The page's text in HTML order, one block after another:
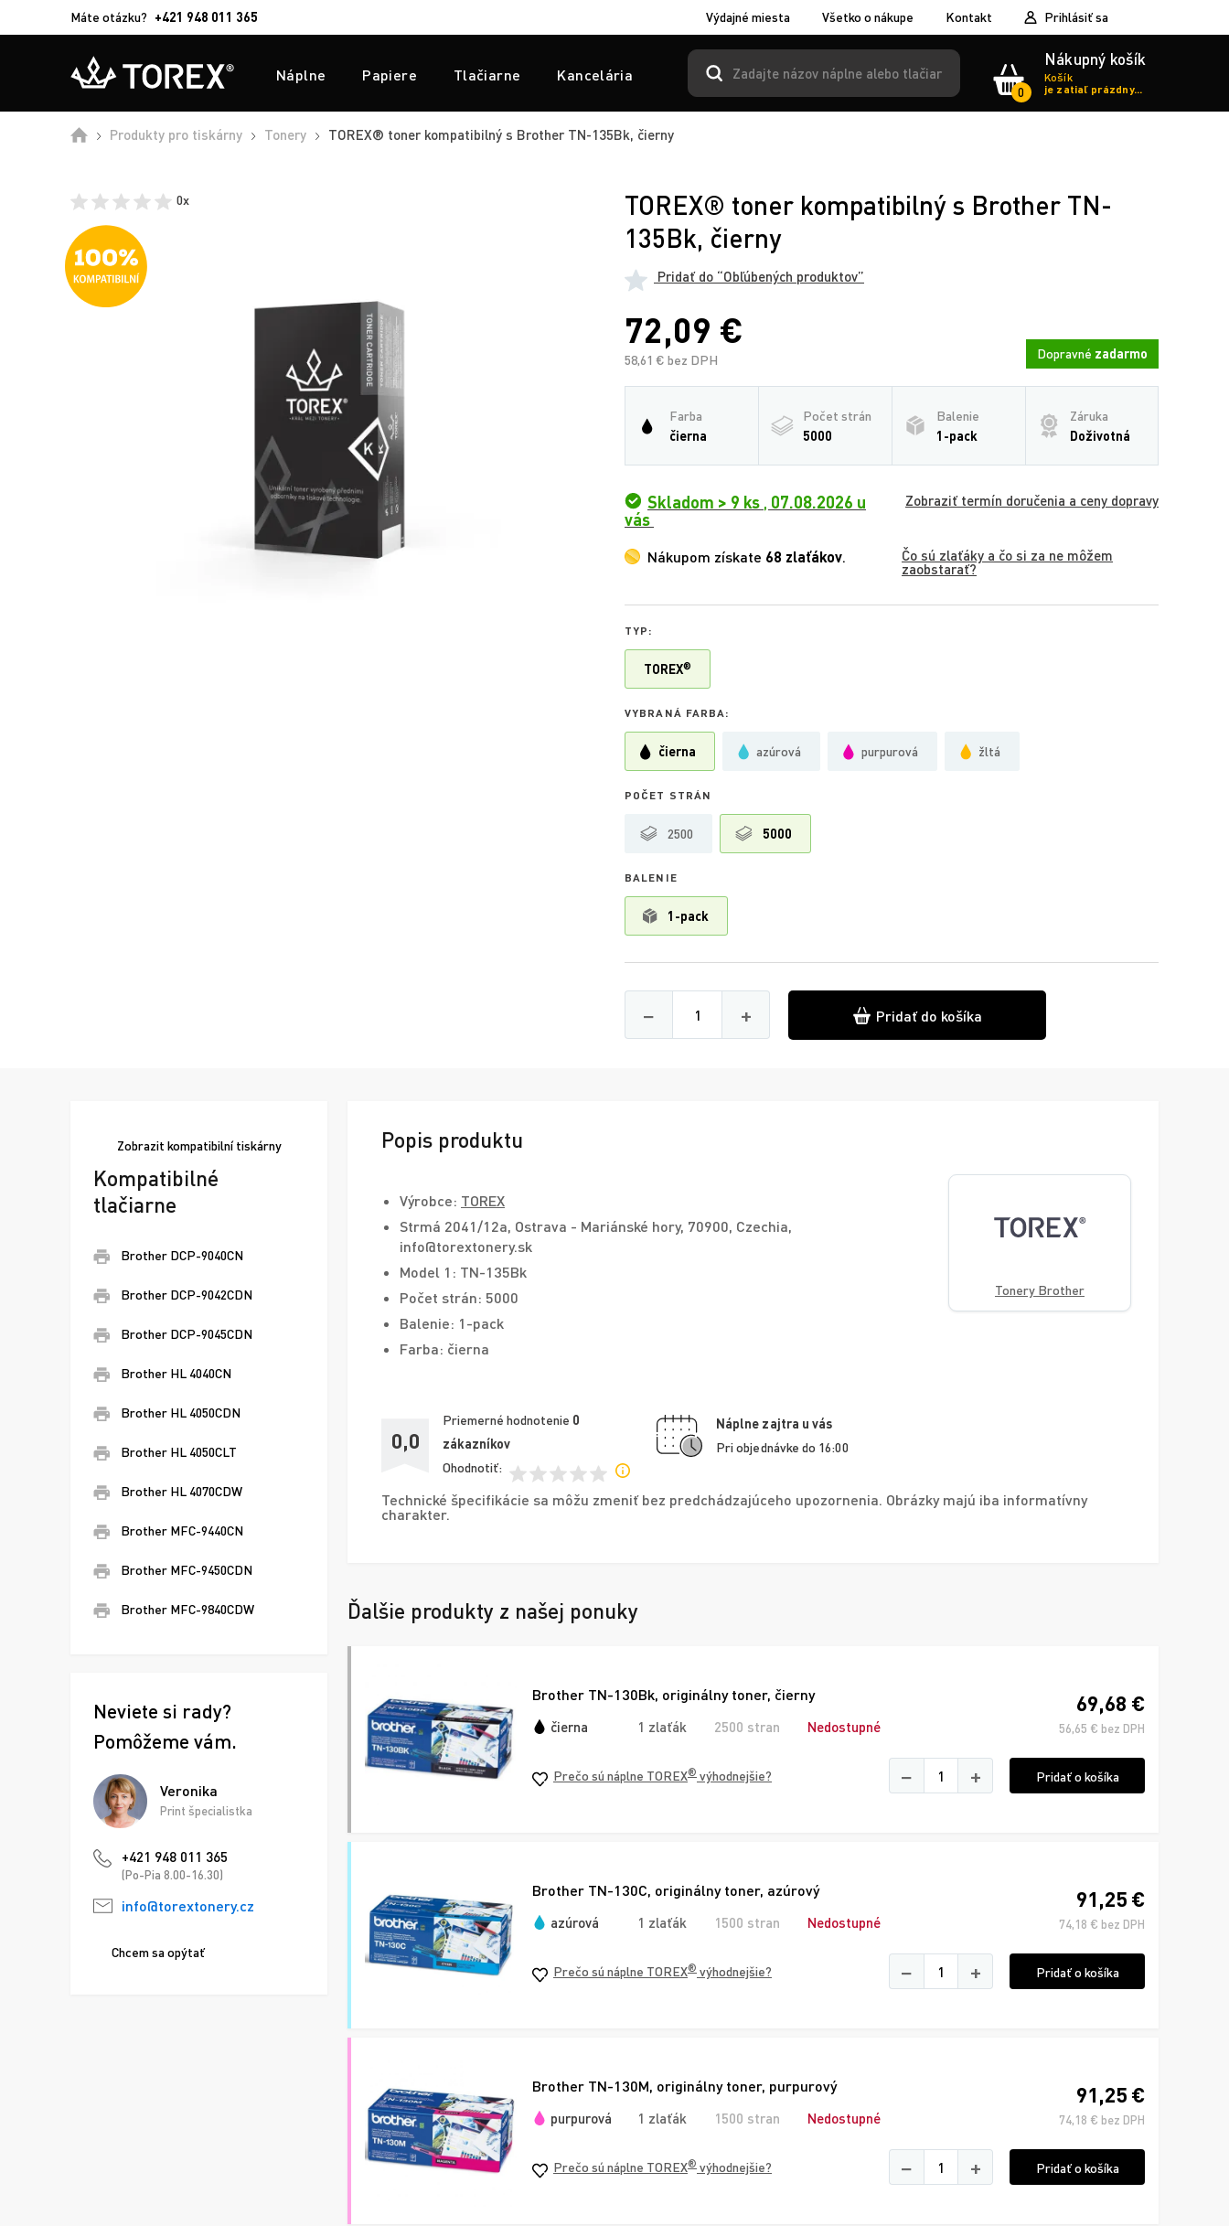
Máte otázku? +421 948 011 365 Výdajné miesta Všetko o nákupe Kontakt Prihlásiť sa
Náplne Papiere Tlačiarne Kancelária
0
Nákupný košík
Košík
je zatiaľ prázdny...
Produkty pro tiskárny Tonery TOREX® toner kompatibilný s Brother TN-135Bk, čierny
0x
TOREX® toner kompatibilný s Brother TN-
135Bk, čierny
Pridať do “Obľúbených produktov”
72,09 €
58,61 € bez DPH Dopravné zadarmo
Farba
čierna
Počet strán
5000
Balenie
1-pack
Záruka
Doživotná
Skladom > 9 ks , 07.08.2026 u
vás
Zobraziť termín doručenia a ceny dopravy
Nákupom získate 68 zlaťákov.
Čo sú zlaťáky a čo si za ne môžem
zaobstarať?
TYP:
TOREX®
VYBRANÁ FARBA:
čierna azúrová purpurová žltá
POČET STRÁN
2500 5000
BALENIE
1-pack
−
Množství
+ Pridať do košíka
Zobrazit kompatibilní tiskárny
Kompatibilné
tlačiarne
Brother DCP-9040CN
Brother DCP-9042CDN
Brother DCP-9045CDN
Brother HL 4040CN
Brother HL 4050CDN
Brother HL 4050CLT
Brother HL 4070CDW
Brother MFC-9440CN
Brother MFC-9450CDN
Brother MFC-9840CDW
Neviete si rady?
Pomôžeme vám.
Veronika
Print špecialistka
+421 948 011 365
(Po-Pia 8.00-16.30)
info@torextonery.cz
Chcem sa opýtať
Popis produktu
Výrobce: TOREX
Strmá 2041/12a, Ostrava - Mariánské hory, 70900, Czechia,
info@torextonery.sk
Model 1: TN-135Bk
Počet strán: 5000
Balenie: 1-pack
Farba: čierna
0,0
Priemerné hodnotenie 0
zákazníkov
Ohodnotiť:
Náplne zajtra u vás
Pri objednávke do 16:00
Tonery Brother
Technické špecifikácie sa môžu zmeniť bez predchádzajúceho upozornenia. Obrázky majú iba informatívny
charakter.
Ďalšie produkty z našej ponuky
Brother TN-130Bk, originálny toner, čierny
čierna 1 zlaťák 2500 stran Nedostupné
69,68 €
56,65 € bez DPH
Prečo sú náplne TOREX® výhodnejšie? − + Pridať o košíka
Brother TN-130C, originálny toner, azúrový
azúrová 1 zlaťák 1500 stran Nedostupné
91,25 €
74,18 € bez DPH
Prečo sú náplne TOREX® výhodnejšie? − + Pridať o košíka
Brother TN-130M, originálny toner, purpurový
purpurová 1 zlaťák 1500 stran Nedostupné
91,25 €
74,18 € bez DPH
Prečo sú náplne TOREX® výhodnejšie? − + Pridať o košíka